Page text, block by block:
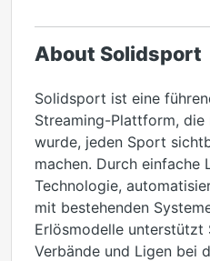
About Solidsport
Solidsport ist eine
Streaming-Plattform,
wurde, jeden Sport
machen. Durch einfache
Technologie,
mit bestehenden
Erlösmodelle unterstützt
Verbände und Ligen bei